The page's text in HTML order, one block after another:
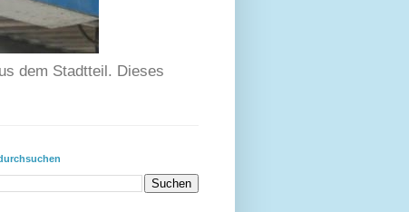
dem Stadtteil. Dieses